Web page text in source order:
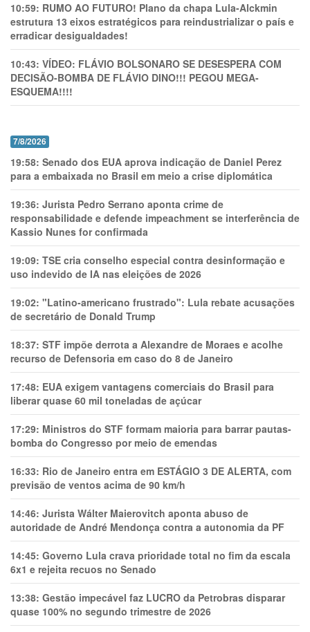
10:59: RUMO AO FUTURO! Plano da chapa Lula-Alckmin
estrutura 13 eixos estratégicos para reindustrializar o país e
erradicar desigualdades!
10:43: VÍDEO: FLÁVIO BOLSONARO SE DESESPERA COM
DECISÃO-BOMBA DE FLÁVIO DINO!!! PEGOU MEGA-
ESQUEMA!!!!
7/8/2026
19:58: Senado dos EUA aprova indicação de Daniel Perez
para a embaixada no Brasil em meio a crise diplomática
19:36: Jurista Pedro Serrano aponta crime de
responsabilidade e defende impeachment se interferência de
Kassio Nunes for confirmada
19:09: TSE cria conselho especial contra desinformação e
uso indevido de IA nas eleições de 2026
19:02: "Latino-americano frustrado": Lula rebate acusações
de secretário de Donald Trump
18:37: STF impõe derrota a Alexandre de Moraes e acolhe
recurso de Defensoria em caso do 8 de Janeiro
17:48: EUA exigem vantagens comerciais do Brasil para
liberar quase 60 mil toneladas de açúcar
17:29: Ministros do STF formam maioria para barrar pautas-
bomba do Congresso por meio de emendas
16:33: Rio de Janeiro entra em ESTÁGIO 3 DE ALERTA, com
previsão de ventos acima de 90 km/h
14:46: Jurista Wálter Maierovitch aponta abuso de
autoridade de André Mendonça contra a autonomia da PF
14:45: Governo Lula crava prioridade total no fim da escala
6x1 e rejeita recuos no Senado
13:38: Gestão impecável faz LUCRO da Petrobras disparar
quase 100% no segundo trimestre de 2026